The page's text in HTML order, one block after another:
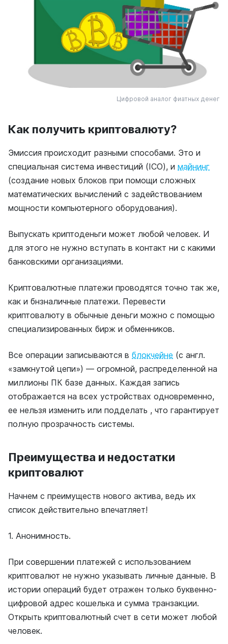
Цифровой аналог фиатных денег
Как получить криптовалюту?
Эмиссия происходит разными способами. Это и
специальная система инвестиций (ICO), и майнинг
(создание новых блоков при помощи сложных
математических вычислений с задействованием
мощности компьютерного оборудования).
Выпускать криптоденьги может любой человек. И
для этого не нужно вступать в контакт ни с какими
банковскими организациями.
Криптовалютные платежи проводятся точно так же,
как и бнзналичные платежи. Перевести
криптовалюту в обычные деньги можно с помощью
специализированных бирж и обменников.
Все операции записываются в блокчейне (с англ.
«замкнутой цепи») — огромной, распределенной на
миллионы ПК базе данных. Каждая запись
отображается на всех устройствах одновременно,
ее нельзя изменить или подделать , что гарантирует
полную прозрачность системы.
Преимущества и недостатки
криптовалют
Начнем с преимуществ нового актива, ведь их
список действительно впечатляет!
1. Анонимность.
При совершении платежей с использованием
криптовалют не нужно указывать личные данные. В
истории операций будет отражен только буквенно-
цифровой адрес кошелька и сумма транзакции.
Открыть криптовалютный счет в сети может любой
человек.